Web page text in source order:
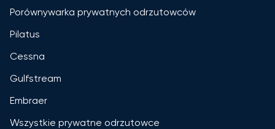
Porównywarka prywatnych odrzutowców
Pilatus
Cessna
Gulfstream
Embraer
Wszystkie prywatne odrzutowce